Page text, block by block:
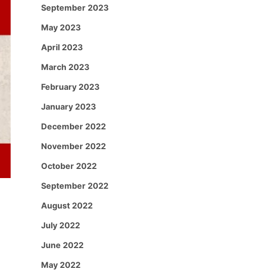
September 2023
May 2023
April 2023
March 2023
February 2023
January 2023
December 2022
November 2022
October 2022
September 2022
August 2022
July 2022
June 2022
May 2022